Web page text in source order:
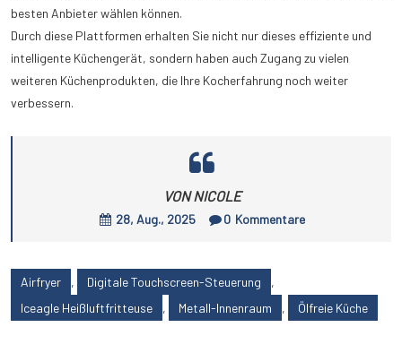
besten Anbieter wählen können.
Durch diese Plattformen erhalten Sie nicht nur dieses effiziente und
intelligente Küchengerät, sondern haben auch Zugang zu vielen
weiteren Küchenprodukten, die Ihre Kocherfahrung noch weiter
verbessern.
VON NICOLE
28, Aug., 2025 0 Kommentare
Airfryer , Digitale Touchscreen-Steuerung
,
Iceagle Heißluftfritteuse
, Metall-Innenraum , Ölfreie Küche